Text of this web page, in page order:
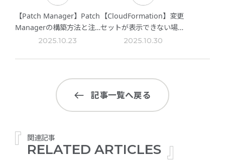
【Patch Manager】Patch
Managerの構築方法と注
2025.10.23
【CloudFormation】変更
セットが表示できない場合
の対処法2025.10.30
記事一覧へ戻る
関連記事
RELATED ARTICLES